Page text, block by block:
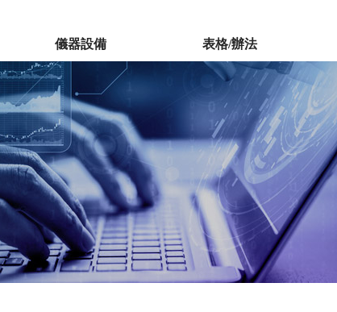
儀器設備 表格/辦法